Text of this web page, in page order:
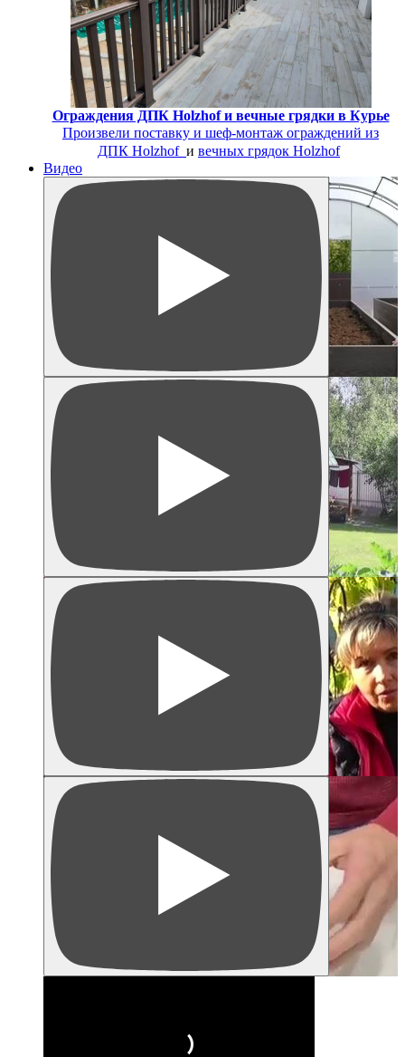
Ограждения ДПК Holzhof и вечные грядки в Курье
Произвели поставку и шеф-монтаж ограждений из
ДПК Holzhof и вечных грядок Holzhof
Видео